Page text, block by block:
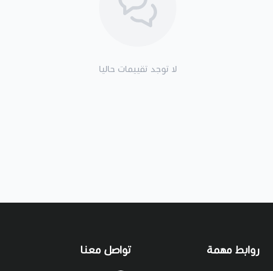
لا توجد تقييمات حاليا
روابط مهمة تواصل معنا